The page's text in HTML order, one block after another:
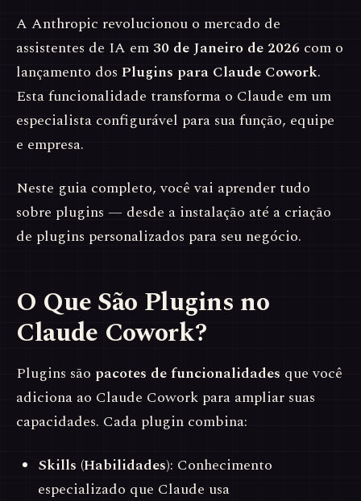
A Anthropic revolucionou o mercado de
assistentes de IA em 30 de Janeiro de 2026 com o
lançamento dos Plugins para Claude Cowork.
Esta funcionalidade transforma o Claude em um
especialista configurável para sua função, equipe
e empresa.
Neste guia completo, você vai aprender tudo
sobre plugins — desde a instalação até a criação
de plugins personalizados para seu negócio.
O Que São Plugins no
Claude Cowork?
Plugins são pacotes de funcionalidades que você
adiciona ao Claude Cowork para ampliar suas
capacidades. Cada plugin combina:
Skills (Habilidades): Conhecimento
especializado que Claude usa